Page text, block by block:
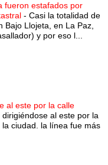
fueron estafados por
- Casi la totalidad de
Bajo Llojeta, en La Paz,
y por eso l...
al este por la calle
al este por la
ciudad. la línea fue más